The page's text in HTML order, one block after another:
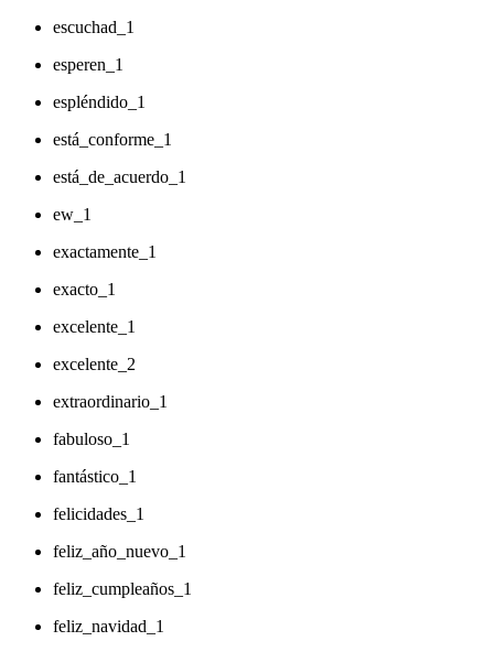
escuchad_1
esperen_1
espléndido_1
está_conforme_1
está_de_acuerdo_1
ew_1
exactamente_1
exacto_1
excelente_1
excelente_2
extraordinario_1
fabuloso_1
fantástico_1
felicidades_1
feliz_año_nuevo_1
feliz_cumpleaños_1
feliz_navidad_1